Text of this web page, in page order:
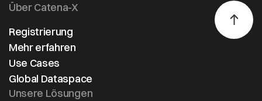
Über Catena-X
Registrierung
Mehr erfahren
Use Cases
Global Dataspace
Unsere Lösungen